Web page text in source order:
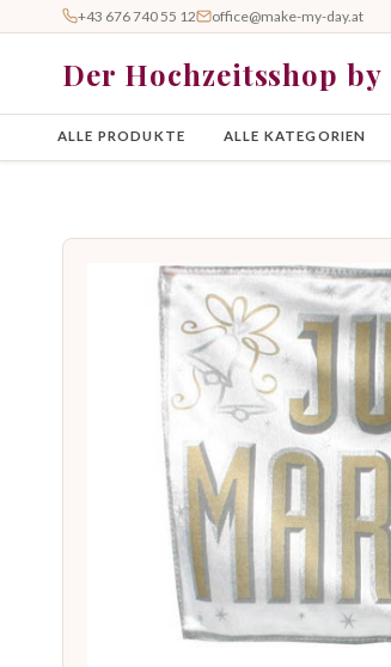
+43 676 740 55 12 office@make-my-day.at
Der Hochzeitsshop by
ALLE PRODUKTE ALLE KATEGORIEN